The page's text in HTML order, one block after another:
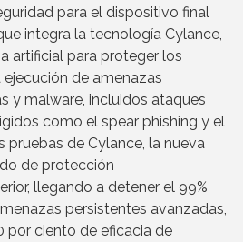
para el dispositivo final
integra la tecnología Cylance,
artificial para proteger los
de amenazas
y malware, incluidos ataques
como el spear phishing y el
pruebas de Cylance, la nueva
de protección
llegando a detener el 99%
persistentes avanzadas,
por ciento de eficacia de